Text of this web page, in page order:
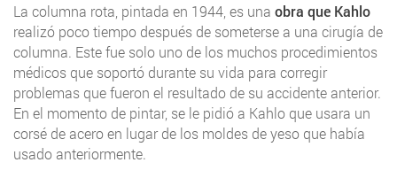
La columna rota, pintada en 1944, es una obra que Kahlo
realizó poco tiempo después de someterse a una cirugía de
columna. Este fue solo uno de los muchos procedimientos
médicos que soportó durante su vida para corregir
problemas que fueron el resultado de su accidente anterior.
En el momento de pintar, se le pidió a Kahlo que usara un
corsé de acero en lugar de los moldes de yeso que había
usado anteriormente.